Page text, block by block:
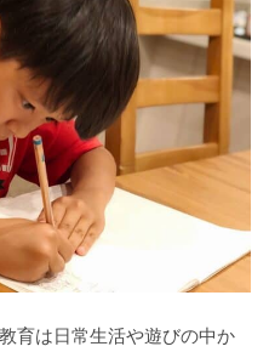
育は日常生活や遊びの中か